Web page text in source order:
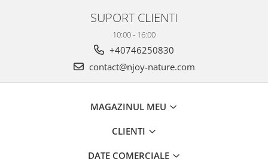
SUPORT CLIENTI
10:00 - 16:00
+40746250830
contact@njoy-nature.com
MAGAZINUL MEU
CLIENTI
DATE COMERCIALE